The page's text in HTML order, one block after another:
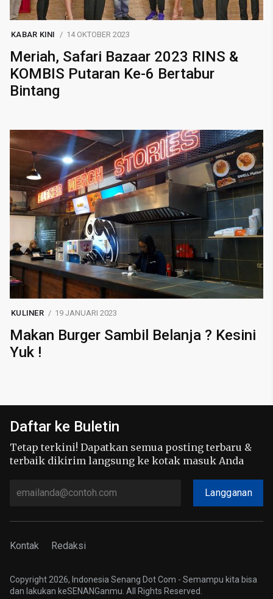
KABAR KINI 14 OKTOBER 2023
Meriah, Safari Bazaar 2023 RINS &
KOMBIS Putaran Ke-6 Bertabur
Bintang
KULINER 19 JANUARI 2023
Makan Burger Sambil Belanja ? Kesini
Yuk !
Daftar ke Buletin
Tetap terkini! Dapatkan semua posting terbaru &
terbaik dikirim langsung ke kotak masuk Anda
Langganan
Kontak Redaksi
Copyright 2026, Indonesia Senang Dot Com - Semampu kita bisa
dan lakukan keSENANGanmu. All Rights Reserved.